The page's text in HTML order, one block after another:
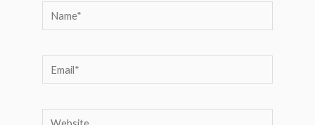
Name*
Email*
Website